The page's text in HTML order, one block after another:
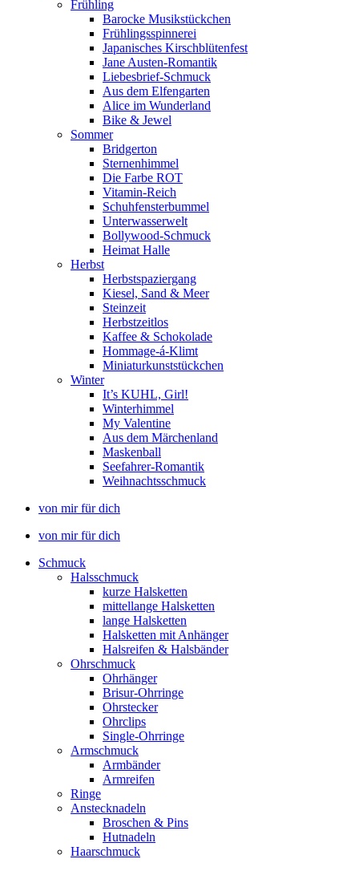
Frühling
Barocke Musikstückchen
Frühlingsspinnerei
Japanisches Kirschblütenfest
Jane Austen-Romantik
Liebesbrief-Schmuck
Aus dem Elfengarten
Alice im Wunderland
Bike & Jewel
Sommer
Bridgerton
Sternenhimmel
Die Farbe ROT
Vitamin-Reich
Schuhfensterbummel
Unterwasserwelt
Bollywood-Schmuck
Heimat Halle
Herbst
Herbstspaziergang
Kiesel, Sand & Meer
Steinzeit
Herbstzeitlos
Kaffee & Schokolade
Hommage-á-Klimt
Miniaturkunststückchen
Winter
It’s KUHL, Girl!
Winterhimmel
My Valentine
Aus dem Märchenland
Maskenball
Seefahrer-Romantik
Weihnachtsschmuck
von mir für dich
von mir für dich
Schmuck
Halsschmuck
kurze Halsketten
mittellange Halsketten
lange Halsketten
Halsketten mit Anhänger
Halsreifen & Halsbänder
Ohrschmuck
Ohrhänger
Brisur-Ohrringe
Ohrstecker
Ohrclips
Single-Ohrringe
Armschmuck
Armbänder
Armreifen
Ringe
Anstecknadeln
Broschen & Pins
Hutnadeln
Haarschmuck